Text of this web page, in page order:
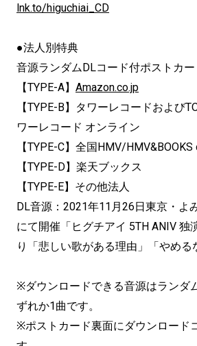
lnk.to/higuchiai_CD
●法人別特典
音源ランダムDLコード付ポストカー
【TYPE-A】 Amazon.co.jp
【TYPE-B】タワーレコードおよび
ワーレコード オンライン
【TYPE-C】全国HMV/HMV&BOOKS
【TYPE-D】楽天ブックス
【TYPE-E】その他法人
DL音源：2021年11月26日東京・よ
にて開催「ヒグチアイ 5TH ANIV 独
り「悲しい歌がある理由」「やめる
※ダウンロードできる音源はランダ
ずれか1曲です。
※ポストカード裏面にダウンロード